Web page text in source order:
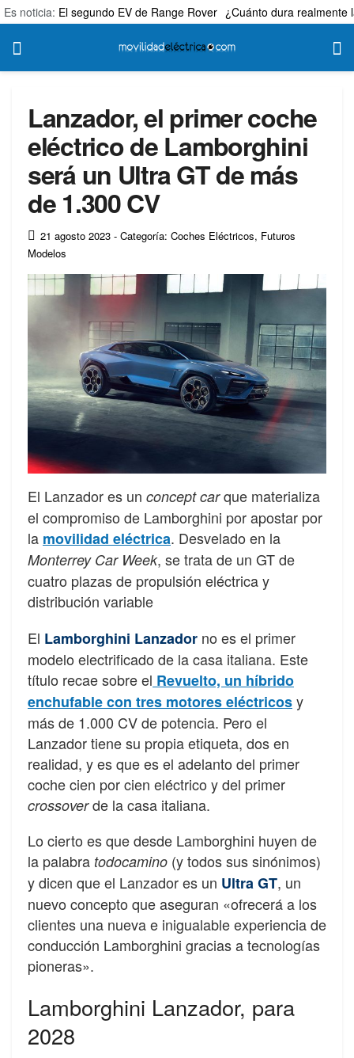
Es noticia: El segundo EV de Range Rover ¿Cuánto dura realmente
Lanzador, el primer coche
eléctrico de Lamborghini
será un Ultra GT de más
de 1.300 CV
21 agosto 2023 - Categoría: Coches Eléctricos, Futuros
Modelos
El Lanzador es un concept carque materializa
el compromiso de Lamborghini por apostar por
la movilidad eléctrica. Desvelado en la
Monterrey Car Week, se trata de un GT de
cuatro plazas de propulsión eléctrica y
distribución variable
El Lamborghini Lanzador no es el primer
modelo electrificado de la casa italiana. Este
título recae sobre el Revuelto, un híbrido
enchufable con tres motores eléctricosy
más de 1.000 CV de potencia. Pero el
Lanzador tiene su propia etiqueta, dos en
realidad, y es que es el adelanto del primer
coche cien por cien eléctrico y del primer
crossoverde la casa italiana.
Lo cierto es que desde Lamborghini huyen de
la palabra todocamino (y todos sus sinónimos)
y dicen que el Lanzador es un Ultra GT, un
nuevo concepto que aseguran «ofrecerá a los
clientes una nueva e inigualable experiencia de
conducción Lamborghini gracias a tecnologías
pioneras».
Lamborghini Lanzador, para
2028